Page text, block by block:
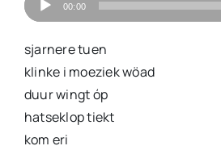
00:00
sjarnere tuen
klinke i moeziek wöad
duur wingt óp
hatseklop tiekt
kom eri